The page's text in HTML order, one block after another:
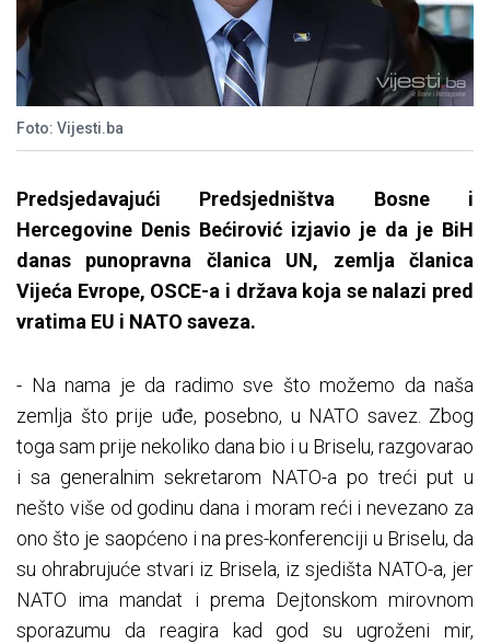
Foto: Vijesti.ba
Predsjedavajući Predsjedništva Bosne i
Hercegovine Denis Bećirović izjavio je da je BiH
danas punopravna članica UN, zemlja članica
Vijeća Evrope, OSCE-a i država koja se nalazi pred
vratima EU i NATO saveza.
- Na nama je da radimo sve što možemo da naša
zemlja što prije uđe, posebno, u NATO savez. Zbog
toga sam prije nekoliko dana bio i u Briselu, razgovarao
i sa generalnim sekretarom NATO-a po treći put u
nešto više od godinu dana i moram reći i nevezano za
ono što je saopćeno i na pres-konferenciji u Briselu, da
su ohrabrujuće stvari iz Brisela, iz sjedišta NATO-a, jer
NATO ima mandat i prema Dejtonskom mirovnom
sporazumu da reagira kad god su ugroženi mir,